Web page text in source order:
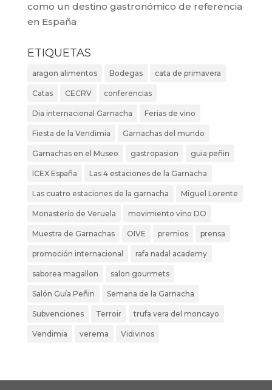
como un destino gastronómico de referencia
en España
ETIQUETAS
aragon alimentos Bodegas cata de primavera
Catas CECRV conferencias
Dia internacional Garnacha Ferias de vino
Fiesta de la Vendimia Garnachas del mundo
Garnachas en el Museo gastropasion guia peñin
ICEX España Las 4 estaciones de la Garnacha
Las cuatro estaciones de la garnacha Miguel Lorente
Monasterio de Veruela movimiento vino DO
Muestra de Garnachas OIVE premios prensa
promoción internacional rafa nadal academy
saborea magallon salon gourmets
Salón Guía Peñin Semana de la Garnacha
Subvenciones Terroir trufa vera del moncayo
Vendimia verema Vidivinos